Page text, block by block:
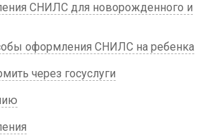
СНИЛС для новорожденного и
оформления СНИЛС на ребенка
через госуслуги